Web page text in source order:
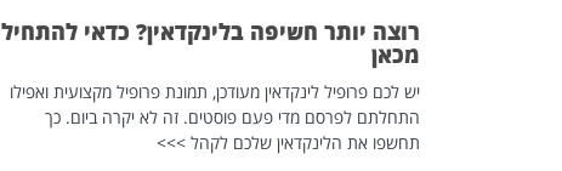
רוצה יותר חשיפה בלינקדאין? כדאי להתחיל
מכאן
יש לכם פרופיל לינקדאין מעודכן, תמונת פרופיל מקצועית ואפילו
התחלתם לפרסם מדי פעם פוסטים. זה לא יקרה ביום. כך
תחשפו את הלינקדאין שלכם לקהל >>>